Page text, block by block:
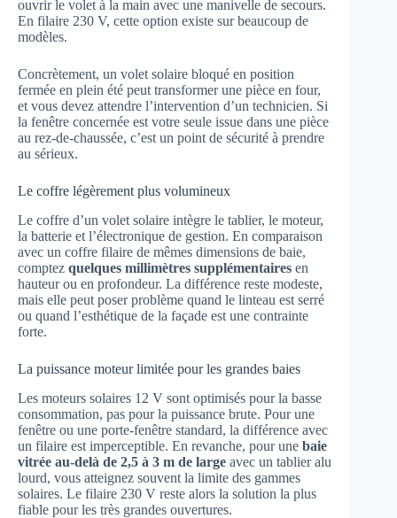
ouvrir le volet à la main avec une manivelle de secours.
En filaire 230 V, cette option existe sur beaucoup de
modèles.
Concrètement, un volet solaire bloqué en position
fermée en plein été peut transformer une pièce en four,
et vous devez attendre l’intervention d’un technicien. Si
la fenêtre concernée est votre seule issue dans une pièce
au rez-de-chaussée, c’est un point de sécurité à prendre
au sérieux.
Le coffre légèrement plus volumineux
Le coffre d’un volet solaire intègre le tablier, le moteur,
la batterie et l’électronique de gestion. En comparaison
avec un coffre filaire de mêmes dimensions de baie,
comptez quelques millimètres supplémentaires en
hauteur ou en profondeur. La différence reste modeste,
mais elle peut poser problème quand le linteau est serré
ou quand l’esthétique de la façade est une contrainte
forte.
La puissance moteur limitée pour les grandes baies
Les moteurs solaires 12 V sont optimisés pour la basse
consommation, pas pour la puissance brute. Pour une
fenêtre ou une porte-fenêtre standard, la différence avec
un filaire est imperceptible. En revanche, pour une baie
vitrée au-delà de 2,5 à 3 m de large avec un tablier alu
lourd, vous atteignez souvent la limite des gammes
solaires. Le filaire 230 V reste alors la solution la plus
fiable pour les très grandes ouvertures.